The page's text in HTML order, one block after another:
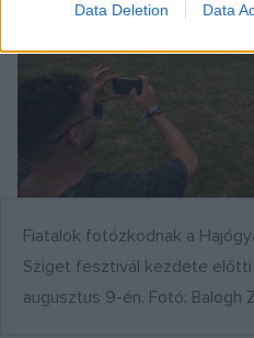
Data Deletion Data
Fiatalok fotózkodnak a
Sziget fesztivál kezdete előtti
augusztus 9-én. Fotó: Balogh